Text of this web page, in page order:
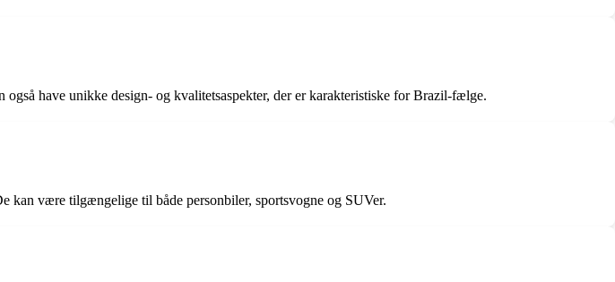
have unikke design- og kvalitetsaspekter, der er karakteristiske for Brazil-fælge.
kan være tilgængelige til både personbiler, sportsvogne og SUVer.